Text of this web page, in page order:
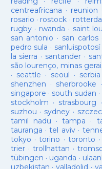
centreafricana · reunion
rosario · rostock ·
rugby· rwanda · saint
san antonio · san carlos·
pedro sula · sanluispotosí
la sierra · santander ·
são lourenço, minas
· seattle · seoul · serbia
shenzhen · sherbrooke ·
singapore · south sudan ·
stockholm · strasbourg ·
suzhou · sydney ·
tamil nadu ·tampa ·
tauranga ·tel aviv·
tokyo ·torino ·toronto
trier· trollhattan ·
tübingen · uganda ·
uzbekistan · valladolid ·